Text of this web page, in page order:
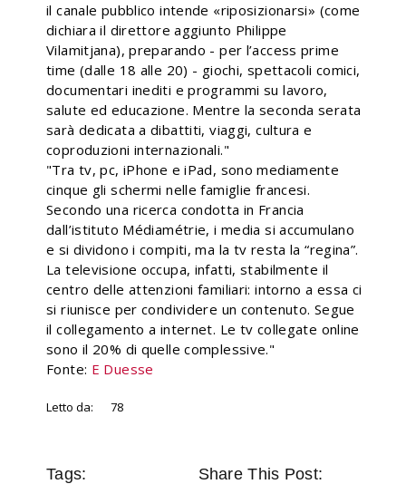
il canale pubblico intende «riposizionarsi» (come
dichiara il direttore aggiunto Philippe
Vilamitjana), preparando - per l’access prime
time (dalle 18 alle 20) - giochi, spettacoli comici,
documentari inediti e programmi su lavoro,
salute ed educazione. Mentre la seconda serata
sarà dedicata a dibattiti, viaggi, cultura e
coproduzioni internazionali."
"Tra tv, pc, iPhone e iPad, sono mediamente
cinque gli schermi nelle famiglie francesi.
Secondo una ricerca condotta in Francia
dall’istituto Médiamétrie, i media si accumulano
e si dividono i compiti, ma la tv resta la “regina”.
La televisione occupa, infatti, stabilmente il
centro delle attenzioni familiari: intorno a essa ci
si riunisce per condividere un contenuto. Segue
il collegamento a internet. Le tv collegate online
sono il 20% di quelle complessive."
Fonte: E Duesse
Letto da: 78
Tags: Share This Post: